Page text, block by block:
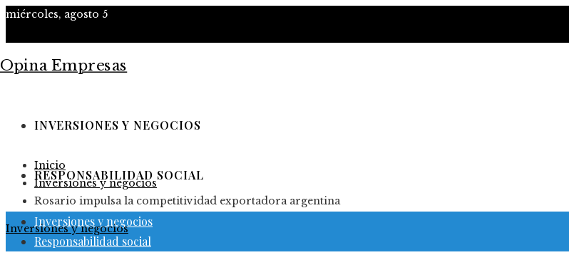
miércoles, agosto 5
INVERSIONES Y NEGOCIOS
RESPONSABILIDAD SOCIAL
Inversiones y negocios
Responsabilidad social
Inicio
Inversiones y negocios
Rosario impulsa la competitividad exportadora argentina
Inversiones y negocios